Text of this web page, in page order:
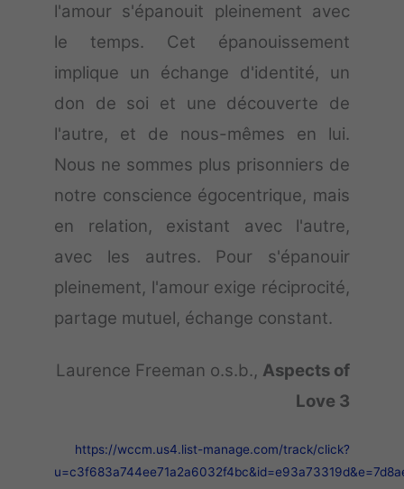
l'amour s'épanouit pleinement avec
le temps. Cet épanouissement
implique un échange d'identité, un
don de soi et une découverte de
l'autre, et de nous-mêmes en lui.
Nous ne sommes plus prisonniers de
notre conscience égocentrique, mais
en relation, existant avec l'autre,
avec les autres. Pour s'épanouir
pleinement, l'amour exige réciprocité,
partage mutuel, échange constant.
Laurence Freeman o.s.b., Aspects of
Love 3
https://wccm.us4.list-manage.com/track/click?